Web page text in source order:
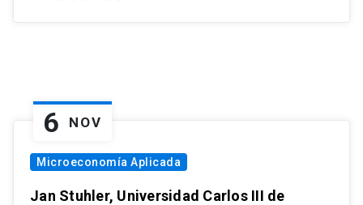
6 NOV
Microeconomía Aplicada
Jan Stuhler, Universidad Carlos III de